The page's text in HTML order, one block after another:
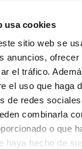
usa cookies
sitio web se
anuncios, ofrecer
el tráfico.
el uso que haga
de redes
combinarla
o que
haya hecho de
Compartir por